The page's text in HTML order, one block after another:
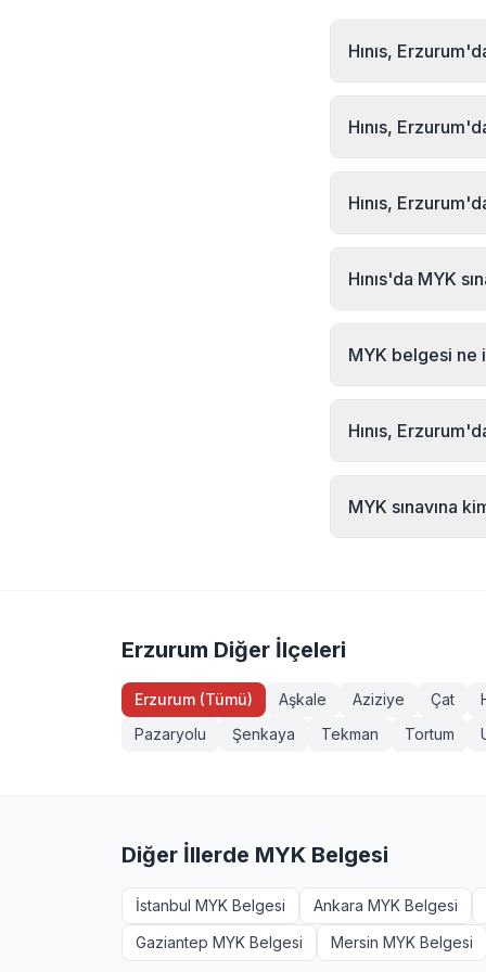
Hınıs,
Hınıs, Erzurum
formu veya telefon
sonrası teorik ve
Hınıs,
2026 yılı güncel
+90 232 489 22 27
Hınıs,
Evet, MYK Sınav
Türkiye'nin her
Hınıs'da MYK
MYK Sınav
adresinde
seçeneğini
MYK belgesi ne
MYK Mesleki
olduğunu
çalışabilmek için
Hınıs,
MYK Sınav
Emlak Danışmanı
(İşaretçi), Köprülü
MYK sınavına
Erzurum Diğer İlçeleri
Erzurum (Tümü) Aşkale Aziziye Çat
Pazaryolu
Şenkaya Tekman Tortum
Diğer İllerde MYK Belgesi
İstanbul MYK Belgesi
Ankara MYK Belgesi
Gaziantep MYK Belgesi
Mersin MYK Belgesi